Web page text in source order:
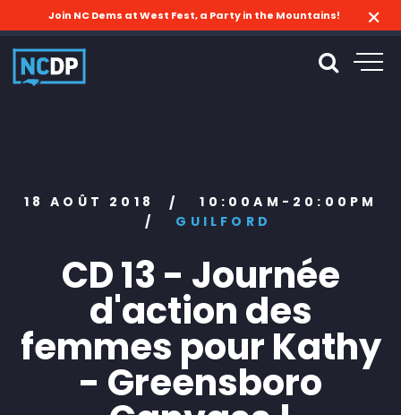
Join NC Dems at West Fest, a Party in the Mountains!
18 AOÛT 2018 /
10:00AM-20:00PM
/
GUILFORD
CD 13 - Journée
d'action des
femmes pour Kathy
- Greensboro